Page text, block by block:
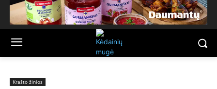
Krašto žinios